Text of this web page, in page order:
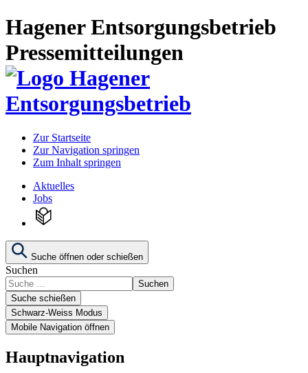
Hagener Entsorgungsbetrieb
Pressemitteilungen
Zur Startseite
Zur Navigation springen
Zum Inhalt springen
Aktuelles
Jobs
Suche öffnen oder schießen
Suchen
Suchen
Suche schießen
Schwarz-Weiss Modus
Mobile Navigation öffnen
Hauptnavigation